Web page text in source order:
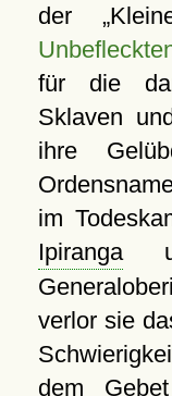
der
für die
Sklaven
ihre
im
Ipiranga
verlor sie
dem